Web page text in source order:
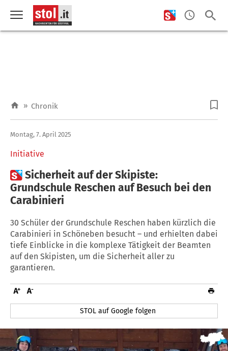
» Chronik
Initiative
Montag, 7. April 2025
Sicherheit auf der Skipiste:
Grundschule Reschen auf Besuch bei den
Carabinieri
30 Schüler der Grundschule Reschen haben kürzlich die
Carabinieri in Schöneben besucht – und erhielten dabei
tiefe Einblicke in die komplexe Tätigkeit der Beamten
auf den Skipisten, um die Sicherheit aller zu
garantieren.
STOL auf Google folgen